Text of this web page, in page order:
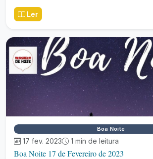
Ler
Boa Noite
17 fev. 2023 1 min de leitura
Boa Noite 17 de Fevereiro de 2023